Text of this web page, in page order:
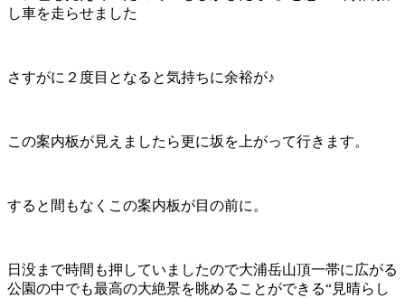
し車を走らせました
さすがに２度目となると気持ちに余裕が♪
この案内板が見えましたら更に坂を上がって行きます。
すると間もなくこの案内板が目の前に。
日没まで時間も押していましたので大浦岳山頂一帯に広がる
公園の中でも最高の大絶景を眺めることができる“見晴らし